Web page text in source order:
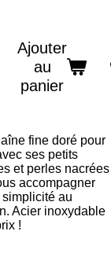
Ajouter
au
panier
fine doré pour
ses petits
et perles nacrées
accompagner
au
Acier inoxydable
!